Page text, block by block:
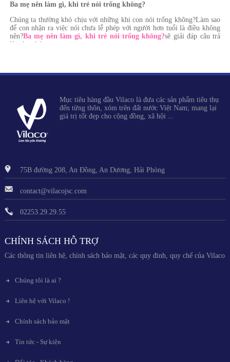
Ba mẹ nên làm gì, khi trẻ nói trống không?
Chúng ta thường khó chịu với những khi con nói trống không?Làm sao
để con nhận ra việc nói chưa lễ phép với người hơn tuổi là điều không
nên?Ba mẹ nên làm gì, khi trẻ nói trống không?sẽ giải đáp câu trả
lời cho chúng ta.
Mục tiêu hàng đầu Vilaco là đưa các sản phẩm tiêu thụ
đến từng thôn, xóm trên đất nước Việt Nam; mang lại
giá trị tốt đẹp cho cộng đồng, xã hội ...
75B đường 208, An Đồng, An Dương, Hải Phòng
contact@vilacojsc.com
02253.29.29.55
CHÍNH SÁCH HỖ TRỢ
Các thông tin liên hệ, chính sách bảo mật, các quy đinh, quy chế của Vilaco
Chúng tôi là ai ?
Liên hệ với Vilaco !
Chính sách bảo mật
Tin tức - Sự kiện